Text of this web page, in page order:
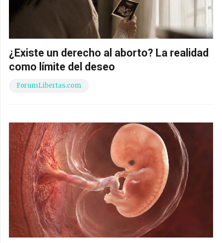
¿Existe un derecho al aborto? La realidad
como límite del deseo
ForumLibertas.com